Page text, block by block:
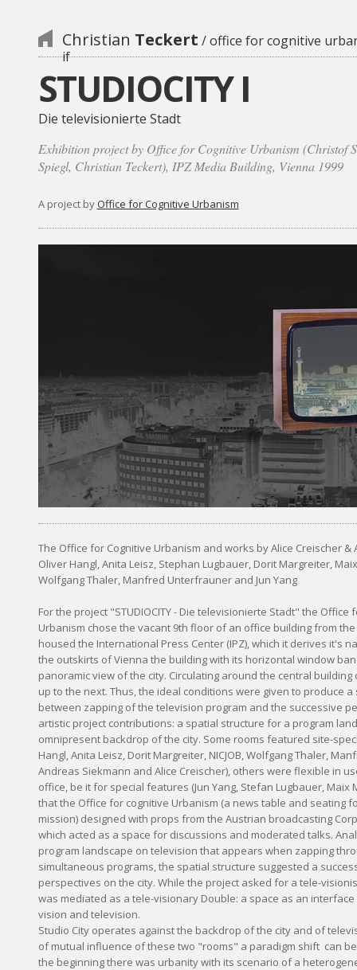
Christian Teckert / office for cognitive
if
STUDIOCITY I
Die televisionierte Stadt
Exhibition project by Office for Cognitive Urbanism (Christof
Spiegl, Christian Teckert), IPZ Media Building, Vienna 1999
A project by Office for Cognitive Urbanism
The Office for Cognitive Urbanism and works by Alice Creischer &
Oliver Hangl, Anita Leisz, Stephan Lugbauer, Dorit Margreiter, Maix
Wolfgang Thaler, Manfred Unterfrauner and Jun Yang
For the project "STUDIOCITY - Die televisionierte Stadt" the Office
Urbanism chose the vacant 9th floor of an office building from the
housed the International Press Center (IPZ), which it derives it's
the outskirts of Vienna the building with its horizontal window
panoramic view of the city. Circulating around the central building
up to the next. Thus, the ideal conditions were given to produce
between zapping of the television program and the successive
artistic project contributions: a spatial structure for a program
omnipresent backdrop of the city. Some rooms featured site-
Hangl, Anita Leisz, Dorit Margreiter, NICJOB, Wolfgang Thaler,
Andreas Siekmann and Alice Creischer), others were flexible in
office, be it for special features (Jun Yang, Stefan Lugbauer, Maix
that the Office for cognitive Urbanism (a news table and seating
mission) designed with props from the Austrian broadcasting
which acted as a space for discussions and moderated talks.
program landscape on television that appears when zapping
simultaneous programs, the spatial structure suggested a
perspectives on the city. While the project asked for a tele-
was mediated as a tele-visionary Double: a space as an
vision and television.
Studio City operates against the backdrop of the city and of
of mutual influence of these two "rooms" a paradigm shift can
the beginning there was urbanity with its scenario of a